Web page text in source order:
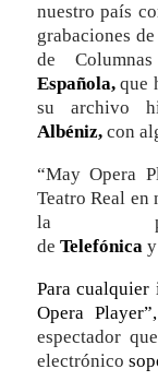
nuestro país
grabaciones
de
Española,que
su archivo
Albéniz, con
“May Opera
Teatro Real en
la
de Telefónicay
Para
Opera Player”,
espectador
electrónico